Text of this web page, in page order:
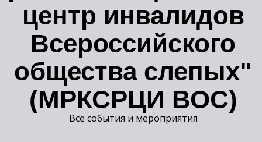
центр инвалидов
Всероссийского
общества слепых"
(МРКСРЦИ ВОС)
Все события и мероприятия